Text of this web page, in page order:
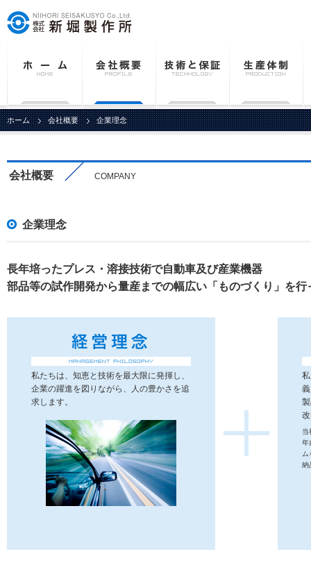
ホーム 会社概要 企業理念
会社概要 COMPANY
企業理念
長年培ったプレス・溶接技術で自動車及び産業機器
部品等の試作開発から量産までの幅広い「ものづくり」を
私たちは、知恵と技術を最大限に発揮し、
企業の躍進を図りながら、人の豊かさを追
求します。
当
年
納